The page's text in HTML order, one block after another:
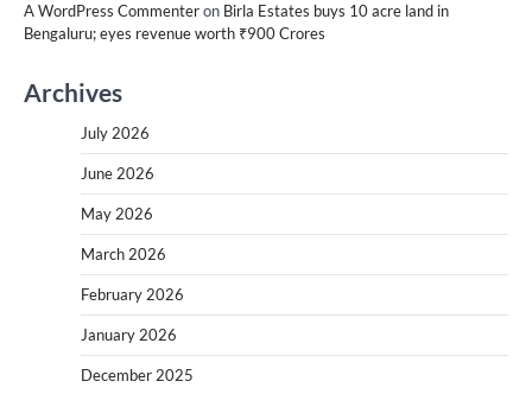
A WordPress Commenteron Birla Estates buys 10 acre land in
Bengaluru; eyes revenue worth ₹900 Crores
Archives
July 2026
June 2026
May 2026
March 2026
February 2026
January 2026
December 2025